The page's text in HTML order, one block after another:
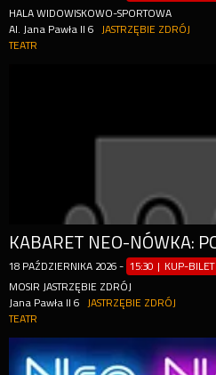
HALA WIDOWISKOWO-SPORTOWA
Al. Jana Pawła II 6
JASTRZĘBIE ZDRÓJ
TEATR
18 PAŹDZIERNIKA 2026 - 15:30 | KUP-BILET
MOSIR JASTRZĘBIE ZDRÓJ
Jana Pawła II 6
JASTRZĘBIE ZDRÓJ
TEATR